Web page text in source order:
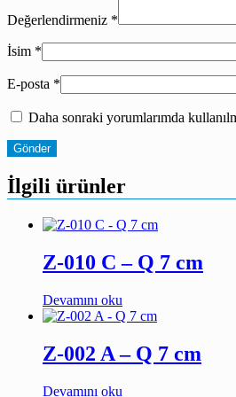
Değerlendirmeniz *
İsim *
E-posta *
Daha sonraki yorumlarımda
İlgili ürünler
Z-010 C – Q 7 cm
Devamını oku
Z-002 A – Q 7 cm
Devamını oku